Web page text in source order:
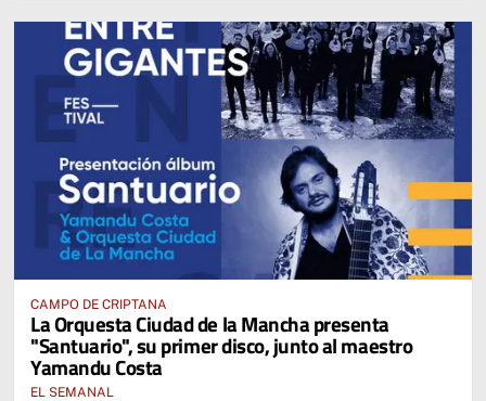
CAMPO DE CRIPTANA
La Orquesta Ciudad de la Mancha presenta
"Santuario", su primer disco, junto al maestro
Yamandu Costa
EL SEMANAL